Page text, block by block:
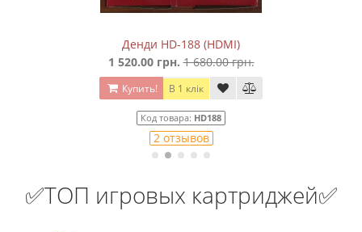
Денди HD-188 (HDMI)
1 520.00 грн. 1 680.00 грн.
Купить! В 1 клік
Код товара: HD188
2 отзывов
✅ТОП игровых картриджей✅